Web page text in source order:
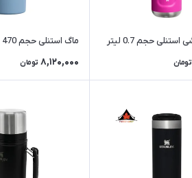
حجم 0.7 لیتر
تومان
ماگ استنلی حجم 470 میلی لیتر
8,120,000 تومان